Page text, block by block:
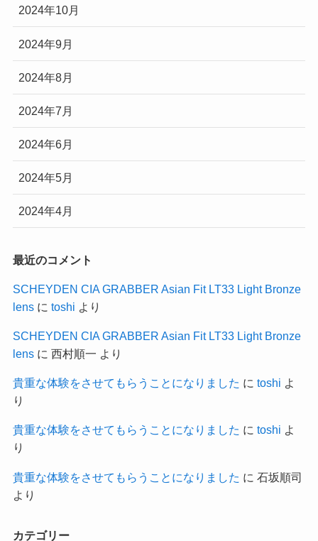
2024年10月
2024年9月
2024年8月
2024年7月
2024年6月
2024年5月
2024年4月
最近のコメント
SCHEYDEN CIA GRABBER Asian Fit LT33 Light Bronze
lensに toshi より
SCHEYDEN CIA GRABBER Asian Fit LT33 Light Bronze
lensに 西村順一 より
貴重な体験をさせてもらうことになりました に toshi よ
り
貴重な体験をさせてもらうことになりました に toshi よ
り
貴重な体験をさせてもらうことになりました に 石坂順司
より
カテゴリー